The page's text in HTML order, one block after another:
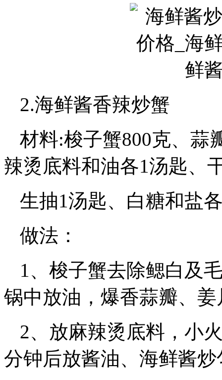
2.海鲜酱香辣炒蟹
材料:梭子蟹800克、蒜
辣烫底料和油各1汤匙、
生抽1汤匙、白糖和盐
做法：
1、梭子蟹去除鳃白及
锅中放油，爆香蒜瓣、
2、放麻辣烫底料，小
分钟后放酱油、海鲜酱炒